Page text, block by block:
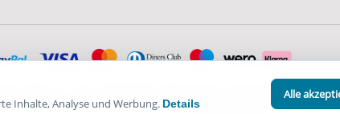
Diskus - e.Kfr. 1998-2026. Alle Rechte vorbehalten.
Preise inkl. Mehrwertsteuer, zzgl.Versandkosten
Inhalte, Analyse und Werbung. Details
Alle